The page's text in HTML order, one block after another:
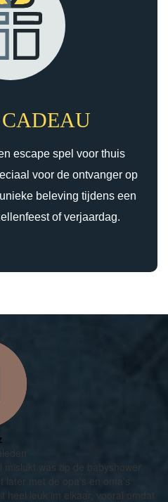
escape spel voor thuis
voor de ontvanger op
beleving tijdens een
of verjaardag.
mislukt was op de babyshower
later met de opa's en oma's
heel leuk im elkaar, vooral omdat